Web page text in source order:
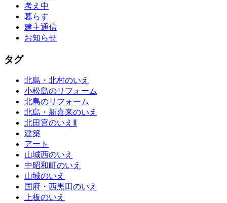
考え中
暮らす
建主通信
お知らせ
タグ
北島・北村のいえ
小松島のリフォーム
北島のリフォーム
北島・新喜来のいえ
北田宮のいえⅡ
建築
アート
山城西のいえ
中昭和町のいえ
山城のいえ
国府・西黒田のいえ
上板のいえ